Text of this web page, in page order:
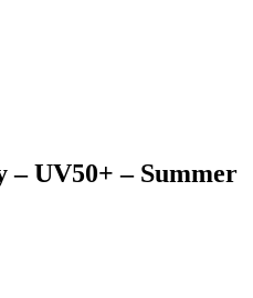
UV50+ – Summer